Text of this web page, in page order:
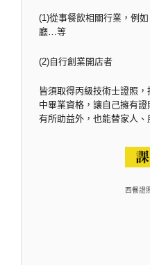
(1)從事餐飲相關行業，例
廳…等
(2)自行創業開店者
皆須取得丙級技術士證照
中畢業資格，讓自己擁有
有所助益外，也能替家人
西餐證